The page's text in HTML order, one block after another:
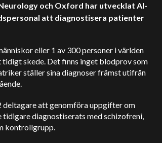
och Oxford har utvecklat AI-
att diagnostisera patienter
eller 1 av 300 personer i världen
skede. Det finns inget blodprov som
ställer sina diagnoser främst utifrån
deltagare att genomföra uppgifter om
diagnostiserats med schizofreni,
kontrollgrupp.